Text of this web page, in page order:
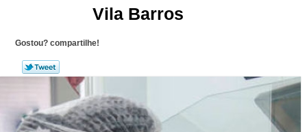
Vila Barros
Gostou? compartilhe!